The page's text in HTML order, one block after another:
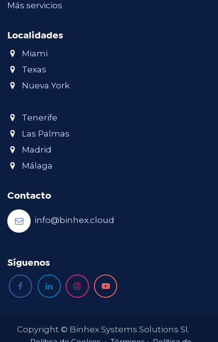
Más servicios
Localidades
Miami
Texas
Nueva York
Tenerife
Las Palmas
Madrid
Málaga
Contacto
info@binhex.cloud
Síguenos
Copyright © Binhex Systems Solutions Sl.